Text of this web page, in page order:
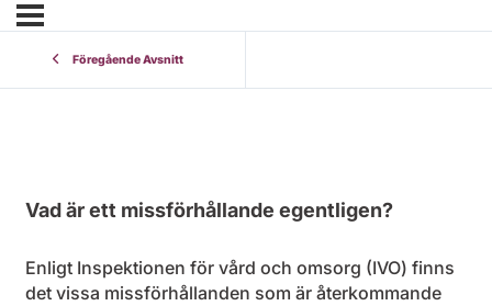
Föregående Avsnitt
Vad är ett missförhållande egentligen?
Enligt Inspektionen för vård och omsorg (IVO) finns
det vissa missförhållanden som är återkommande